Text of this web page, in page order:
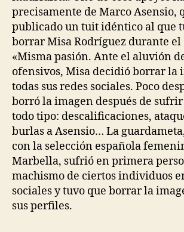
precisamente de Marco Asensio,
publicado un tuit idéntico al que
borrar Misa Rodríguez durante
«Misma pasión. Ante el aluvión
ofensivos, Misa decidió borrar la
todas sus redes sociales. Poco
borró la imagen después de
todo tipo: descalificaciones,
burlas a Asensio… La
con la selección española
Marbella, sufrió en primera
machismo de ciertos individuos
sociales y tuvo que borrar la
sus perfiles.